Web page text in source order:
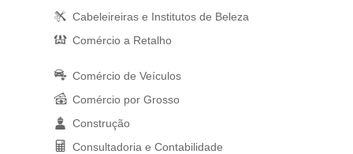
Cabeleireiras e Institutos de Beleza
Comércio a Retalho
Comércio de Veículos
Comércio por Grosso
Construção
Consultadoria e Contabilidade